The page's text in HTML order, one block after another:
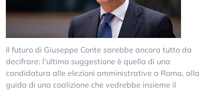
Il futuro di Giuseppe Conte sarebbe ancora tutto da
decifrare: l’ultima suggestione è quella di una
candidatura alle elezioni amministrative a Roma, alla
guida di una coalizione che vedrebbe insieme il